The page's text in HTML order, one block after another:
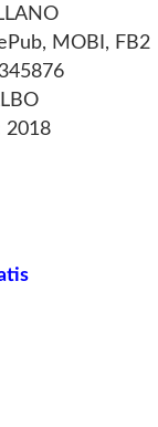
MOBI, FB2
2018